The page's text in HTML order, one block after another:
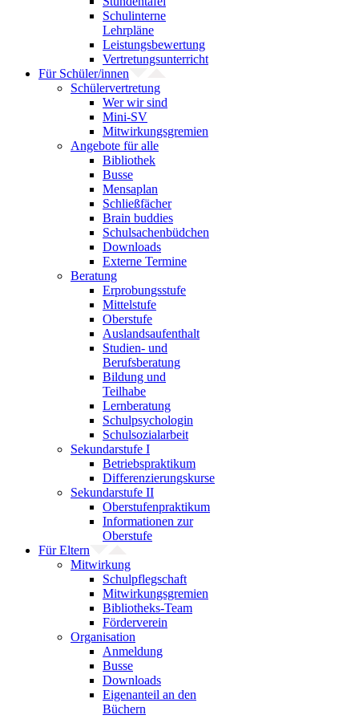
Schulinterne
Lehrpläne
Leistungsbewertung
Vertretungsunterricht
Für Schüler/innen
Schülervertretung
Wer wir sind
Mini-SV
Mitwirkungsgremien
Angebote für alle
Bibliothek
Busse
Mensaplan
Schließfächer
Brain buddies
Schulsachenbüdchen
Downloads
Externe Termine
Beratung
Erprobungsstufe
Mittelstufe
Oberstufe
Auslandsaufenthalt
Studien- und
Berufsberatung
Bildung und
Teilhabe
Lernberatung
Schulpsychologin
Schulsozialarbeit
Sekundarstufe I
Betriebspraktikum
Differenzierungskurse
Sekundarstufe II
Oberstufenpraktikum
Informationen zur
Oberstufe
Für Eltern
Mitwirkung
Schulpflegschaft
Mitwirkungsgremien
Bibliotheks-Team
Förderverein
Organisation
Anmeldung
Busse
Downloads
Eigenanteil an den
Büchern